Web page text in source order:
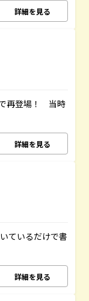
詳細を見る
再登場！ 当時
詳細を見る
ているだけで書
詳細を見る